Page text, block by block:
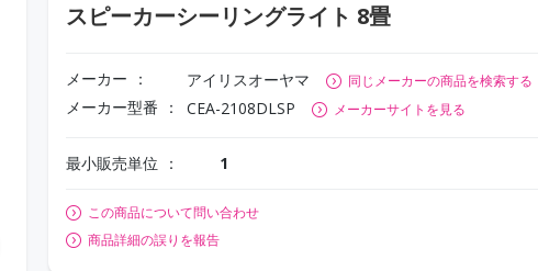
スピーカーシーリングライト 8畳
メーカー アイリスオーヤマ 同じメーカーの商品を検索する
メーカー型番 CEA-2108DLSP メーカーサイトを見る
最小販売単位 1
この商品について問い合わせ
商品詳細の誤りを報告